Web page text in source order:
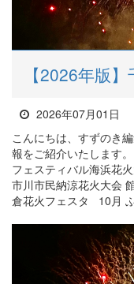
【2026年版
2026年07月01日
こんにちは、すずのき
報をご紹介いたします
フェスティバル海浜花
市川市民納涼花火大会
倉花火フェスタ 10月